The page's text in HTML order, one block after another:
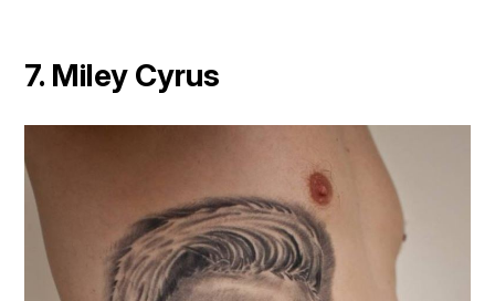
7. Miley Cyrus